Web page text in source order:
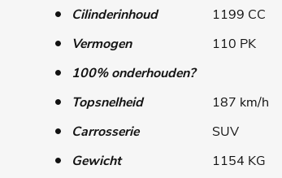
Cilinderinhoud
1199 CC
Vermogen
110 PK
100% onderhouden?
Topsnelheid
187 km/h
Carrosserie
SUV
Gewicht
1154 KG